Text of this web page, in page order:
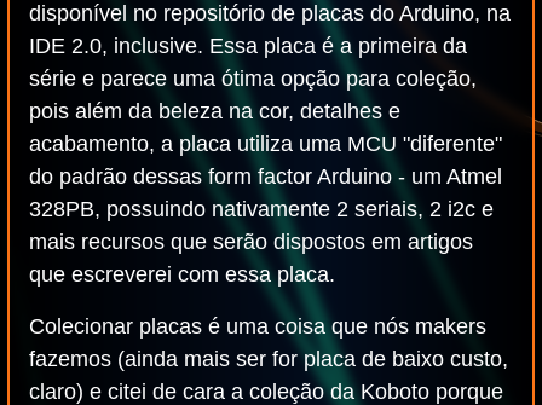
disponível no repositório de placas do Arduino, na
IDE 2.0, inclusive. Essa placa é a primeira da
série e parece uma ótima opção para coleção,
pois além da beleza na cor, detalhes e
acabamento, a placa utiliza uma MCU "diferente"
do padrão dessas form factor Arduino - um Atmel
328PB, possuindo nativamente 2 seriais, 2 i2c e
mais recursos que serão dispostos em artigos
que escreverei com essa placa.
Colecionar placas é uma coisa que nós makers
fazemos (ainda mais ser for placa de baixo custo,
claro) e citei de cara a coleção da Koboto porque